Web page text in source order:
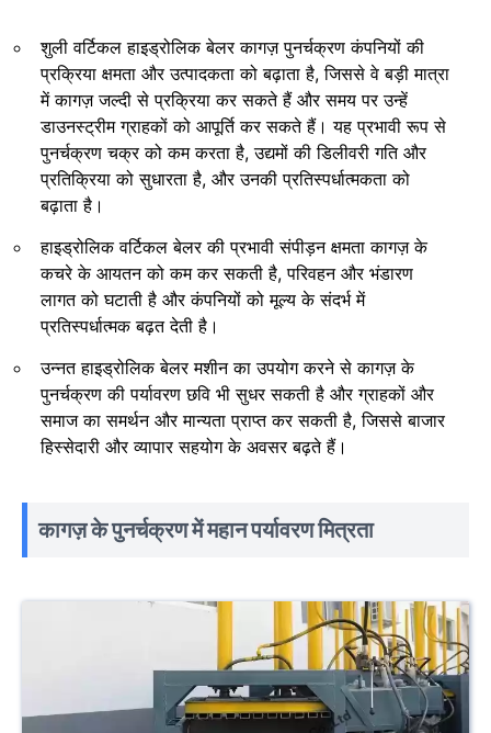
शुली वर्टिकल हाइड्रोलिक बेलर कागज़ पुनर्चक्रण कंपनियों की
प्रक्रिया क्षमता और उत्पादकता को बढ़ाता है, जिससे वे बड़ी मात्रा
में कागज़ जल्दी से प्रक्रिया कर सकते हैं और समय पर उन्हें
डाउनस्ट्रीम ग्राहकों को आपूर्ति कर सकते हैं। यह प्रभावी रूप से
पुनर्चक्रण चक्र को कम करता है, उद्यमों की डिलीवरी गति और
प्रतिक्रिया को सुधारता है, और उनकी प्रतिस्पर्धात्मकता को
बढ़ाता है।
हाइड्रोलिक वर्टिकल बेलर की प्रभावी संपीड़न क्षमता कागज़ के
कचरे के आयतन को कम कर सकती है, परिवहन और भंडारण
लागत को घटाती है और कंपनियों को मूल्य के संदर्भ में
प्रतिस्पर्धात्मक बढ़त देती है।
उन्नत हाइड्रोलिक बेलर मशीन का उपयोग करने से कागज़ के
पुनर्चक्रण की पर्यावरण छवि भी सुधर सकती है और ग्राहकों और
समाज का समर्थन और मान्यता प्राप्त कर सकती है, जिससे बाजार
हिस्सेदारी और व्यापार सहयोग के अवसर बढ़ते हैं।
कागज़ के पुनर्चक्रण में महान पर्यावरण मित्रता